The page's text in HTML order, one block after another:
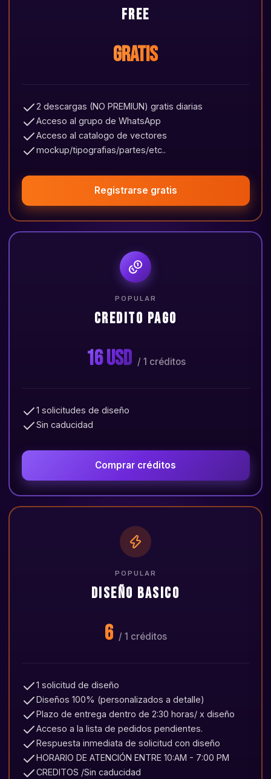
Free
Gratis
2 descargas (NO PREMIUN) gratis diarias
Acceso al grupo de WhatsApp
Acceso al catalogo de vectores
mockup/tipografias/partes/etc..
Registrarse gratis
POPULAR
credito pago
16 USD / 1 créditos
1 solicitudes de diseño
Sin caducidad
Comprar créditos
POPULAR
DISEÑO BASICO
6 / 1 créditos
1 solicitud de diseño
Diseños 100% (personalizados a detalle)
Plazo de entrega dentro de 2:30 horas/ x diseño
Acceso a la lista de pedidos pendientes.
Respuesta inmediata de solicitud con diseño
HORARIO DE ATENCIÓN ENTRE 10:AM - 7:00 PM
CREDITOS /Sin caducidad